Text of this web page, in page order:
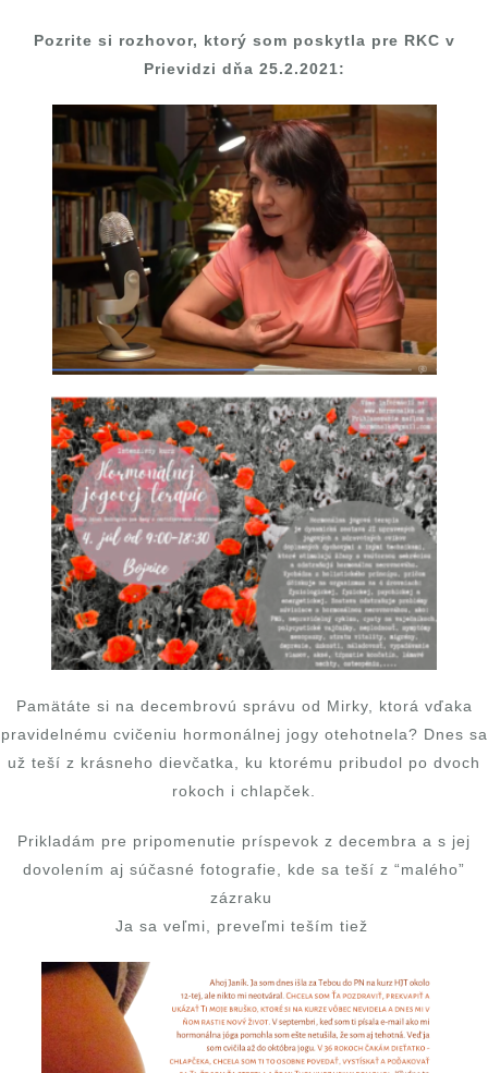
Pozrite si rozhovor, ktorý som poskytla pre RKC v
Prievidzi dňa 25.2.2021:
Pamätáte si na decembrovú správu od Mirky, ktorá vďaka
pravidelnému cvičeniu hormonálnej jogy otehotnela? Dnes sa
už teší z krásneho dievčatka, ku ktorému pribudol po dvoch
rokoch i chlapček.
Prikladám pre pripomenutie príspevok z decembra a s jej
dovolením aj súčasné fotografie, kde sa teší z “malého”
zázraku
Ja sa veľmi, preveľmi teším tiež